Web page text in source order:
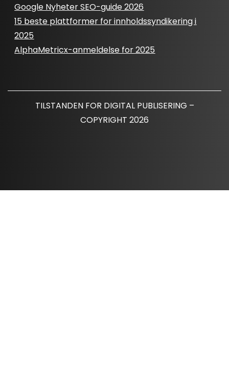
Google Nyheter SEO-guide 2026
15 beste plattformer for innholdssyndikering i
2025
AlphaMetricx-anmeldelse for 2025
TILSTANDEN FOR DIGITAL PUBLISERING –
COPYRIGHT 2026